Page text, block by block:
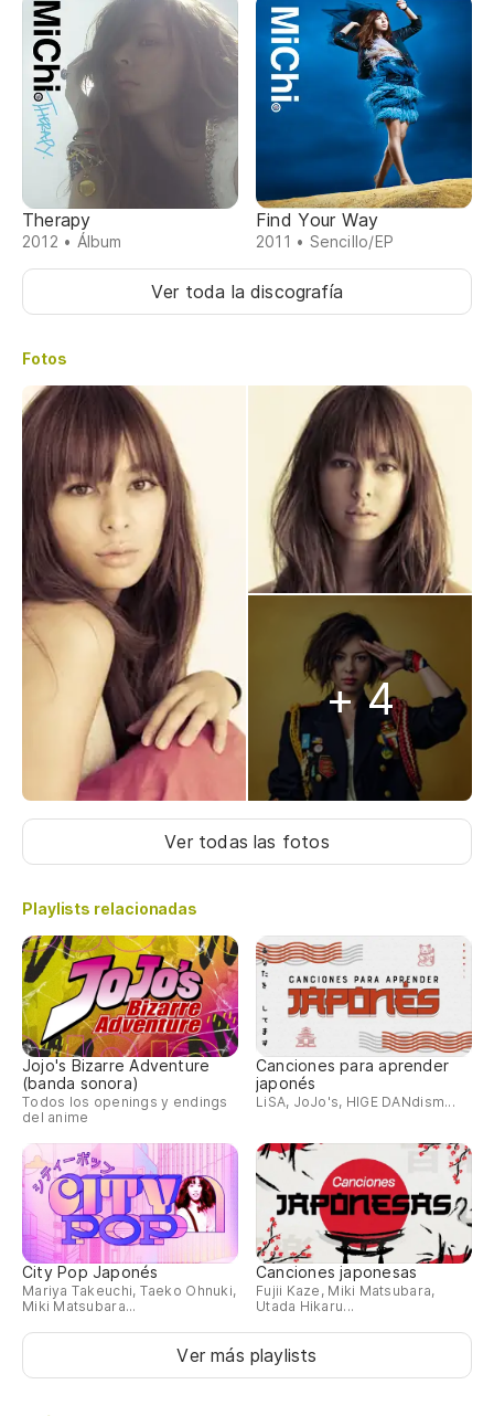
Therapy
2012 • Álbum
Find Your Way
2011 • Sencillo/EP
Ver toda la discografía
Fotos
+ 4
Ver todas las fotos
Playlists relacionadas
Jojo's Bizarre Adventure
(banda sonora)
Todos los openings y endings
del anime
Canciones para aprender
japonés
LiSA, JoJo's, HIGE DANdism...
City Pop Japonés
Mariya Takeuchi, Taeko Ohnuki,
Miki Matsubara...
Canciones japonesas
Fujii Kaze, Miki Matsubara,
Utada Hikaru...
Ver más playlists